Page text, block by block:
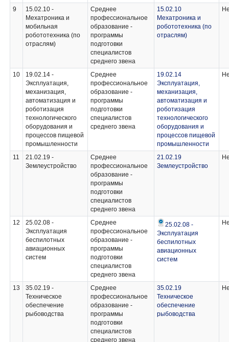
9
15.02.10 -
Мехатроника и
мобильная
робототехника (по
отраслям)
Среднее
профессиональное
образование -
программы
подготовки
специалистов
среднего звена
15.02.10
Мехатроника и
робототехника (по
отраслям)
10
19.02.14 -
Эксплуатация,
механизация,
автоматизация и
роботизация
технологического
оборудования и
процессов пищевой
промышленности
Среднее
профессиональное
образование -
программы
подготовки
специалистов
среднего звена
19.02.14
Эксплуатация,
механизация,
автоматизация и
роботизация
технологического
оборудования и
процессов пищевой
промышленности
11
21.02.19 -
Землеустройство
Среднее
профессиональное
образование -
программы
подготовки
специалистов
среднего звена
21.02.19
Землеустройство
12
25.02.08 -
Эксплуатация
беспилотных
авиационных
систем
Среднее
профессиональное
образование -
программы
подготовки
специалистов
среднего звена
25.02.08 -
Эксплуатация
беспилотных
авиационных
систем
13
35.02.19 -
Техническое
обеспечение
рыбоводства
Среднее
профессиональное
образование -
программы
подготовки
специалистов
среднего звена
35.02.19
Техническое
обеспечение
рыбоводства